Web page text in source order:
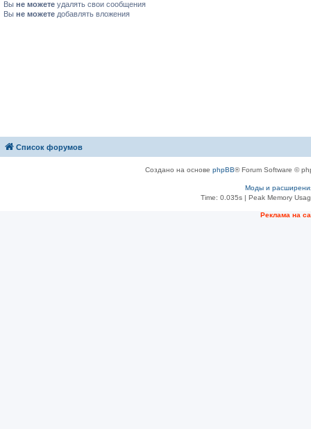
Вы не можете удалять свои сообщения
Вы не можете добавлять вложения
Список форумов
Создано на основе phpBB® Forum Software ©
Моды и
Time: 0.035s| Peak Memory
Рeклама на